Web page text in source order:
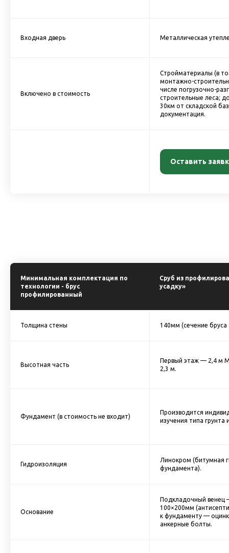
Входная дверь Металлическая
Включено в стоимость
Стройматериалы (в
монтажно-
числе погрузочно-
строительные леса;
30км от складской
документация.
Оставить
Минимальная комплектация по
технологии - брус
профилированный
Сруб из
усадку»
Толщина стены 140мм (сечение
Высотная часть
Первый этаж — 2,4 м
2,3 м.
Фундамент (в стоимость не входит)
Производится
изучения типа грунта
Гидроизоляция
Линокром (битумная
фундамента).
Основание
Подкладочный венец
100×200мм
к фундаменту —
анкерные болты.